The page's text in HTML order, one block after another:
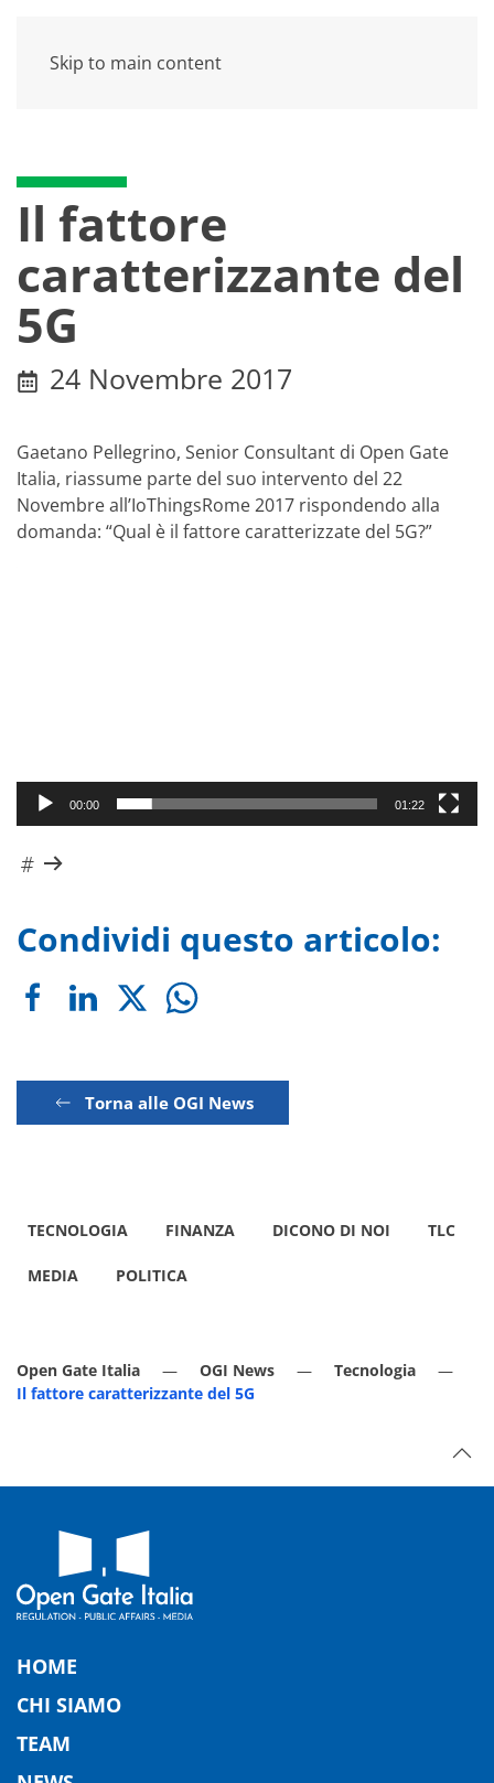
Skip to main content
Il fattore
caratterizzante del
5G
24 Novembre 2017
Gaetano Pellegrino, Senior Consultant di Open Gate
Italia, riassume parte del suo intervento del 22
Novembre all’IoThingsRome 2017 rispondendo alla
domanda: “Qual è il fattore caratterizzate del 5G?”
00:00 01:22
Condividi questo articolo:
Torna alle OGI News
TECNOLOGIA FINANZA DICONO DI NOI TLC
MEDIA POLITICA
Open Gate Italia OGI News
Tecnologia
Il fattore caratterizzante del 5G
HOME
CHI SIAMO
TEAM